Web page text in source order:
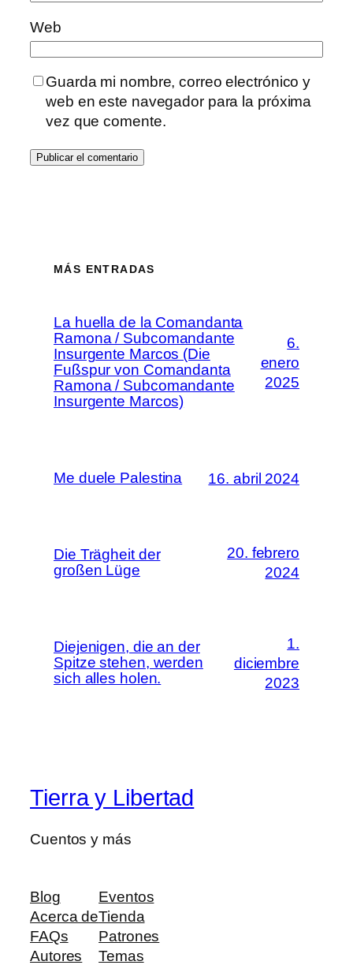
Web
Guarda mi nombre, correo electrónico y
web en este navegador para la próxima
vez que comente.
MÁS ENTRADAS
La huella de la Comandanta
Ramona / Subcomandante
Insurgente Marcos (Die
Fußspur von Comandanta
Ramona / Subcomandante
Insurgente Marcos)
6.
enero
2025
Me duele Palestina 16. abril 2024
Die Trägheit der
großen Lüge
20. febrero
2024
Diejenigen, die an der
Spitze stehen, werden
sich alles holen.
1.
diciembre
2023
Tierra y Libertad
Cuentos y más
Blog
Acerca de
FAQs
Autores
Eventos
Tienda
Patrones
Temas